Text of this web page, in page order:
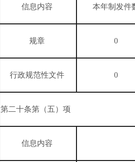
信息内容 本年制发件
规章 0
行政规范性文件 0
第二十条第（五）项
信息内容